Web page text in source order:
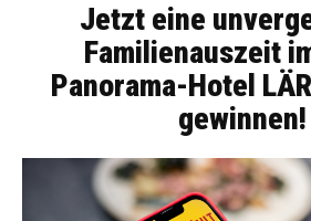
Jetzt eine
Familienauszeit
Panorama-Hotel
gewinnen!